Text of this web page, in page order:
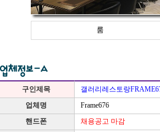
룸
구인제목
갤러리레스토랑
업체명
Frame676
핸드폰
채용공고 마감